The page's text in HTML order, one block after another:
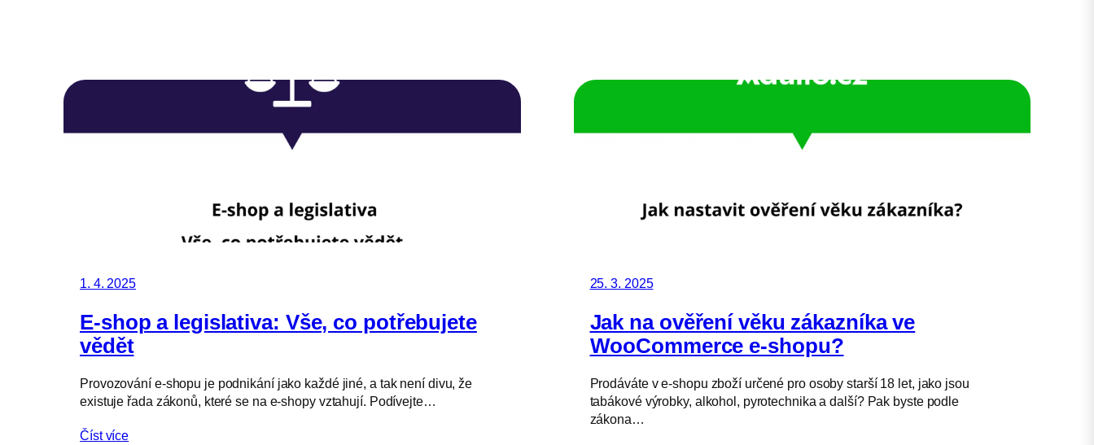
1. 4. 2025
E-shop a legislativa: Vše, co potřebujete
vědět
Provozování e-shopu je podnikání jako každé jiné, a tak není divu, že
existuje řada zákonů, které se na e-shopy vztahují. Podívejte…
Číst více
25. 3. 2025
Jak na ověření věku zákazníka ve
WooCommerce e-shopu?
Prodáváte v e-shopu zboží určené pro osoby starší 18 let, jako jsou
tabákové výrobky, alkohol, pyrotechnika a další? Pak byste podle
zákona…